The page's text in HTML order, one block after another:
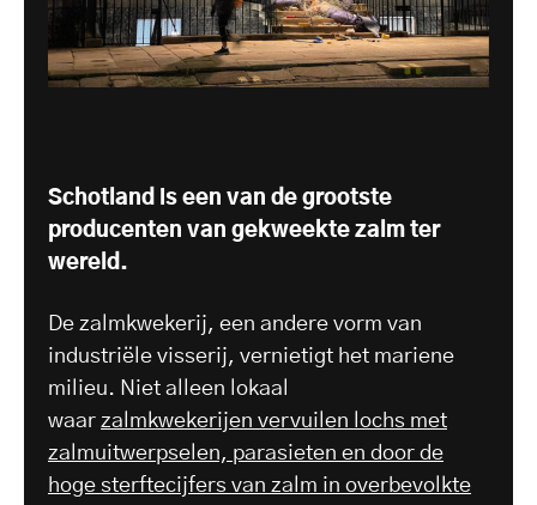
Schotland is een van de grootste
producenten van gekweekte zalm ter
wereld.
De zalmkwekerij, een andere vorm van
industriële visserij, vernietigt het mariene
milieu. Niet alleen lokaal
waar zalmkwekerijen vervuilen lochs met
zalmuitwerpselen, parasieten en door de
hoge sterftecijfers van zalm in overbevolkte